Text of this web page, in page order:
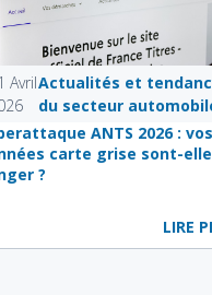
AvrilActualités et
du secteur
ANTS 2026 : vos
carte grise sont-
?
LIRE